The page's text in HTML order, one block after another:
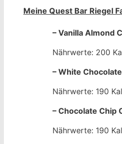
Meine Quest Bar Riegel
– Vanilla Almond
Nährwerte: 200
– White
Nährwerte: 190
– Chocolate Chip
Nährwerte: 190